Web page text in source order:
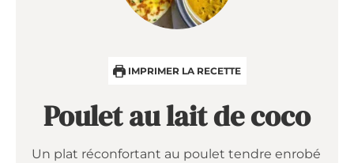
IMPRIMER LA RECETTE
Poulet au lait de coco
Un plat réconfortant au poulet tendre enrobé